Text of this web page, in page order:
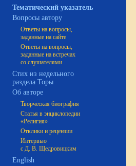
Тематический указатель
Вопросы автору
Ответы на вопросы,
заданные на сайте
Ответы на вопросы,
заданные на встречах
со слушателями
Стих из недельного
раздела Торы
Об авторе
Творческая биография
Статья в энциклопедии
«Религия»
Отклики и рецензии
Интервью
с Д. В. Щедровицким
English